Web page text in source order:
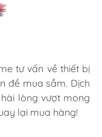
sóc khách tận
mua 2 máy rửa bát
ổn định. Ở đây có
tư vấn về thiết bị
đề mua sắm. Dịch
lòng vượt mong
lại mua hàng!